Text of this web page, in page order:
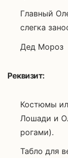
Главный
слегка
Дед Мороз
Реквизит:
Костюмы
Лошади и
рогами).
Табло для